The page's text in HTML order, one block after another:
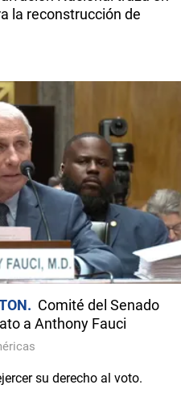
la reconstrucción de
Comité del Senado
a Anthony Fauci